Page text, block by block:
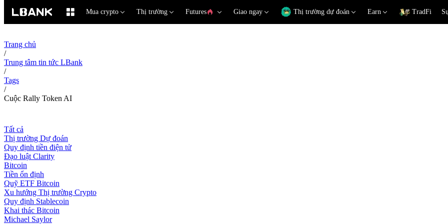
Mua crypto Thị trường Futures Giao ngay Thị trường dự đoán Earn TradFi
Trang chủ
/
Trung tâm tin tức LBank
/
Tags
/
Cuộc Rally Token AI
Tất cả
Thị trường Dự đoán
Quy định tiền điện tử
Đạo luật Clarity
Bitcoin
Tiền ổn định
Quỹ ETF Bitcoin
Xu hướng Thị trường Crypto
Quy định Stablecoin
Khai thác Bitcoin
Michael Saylor